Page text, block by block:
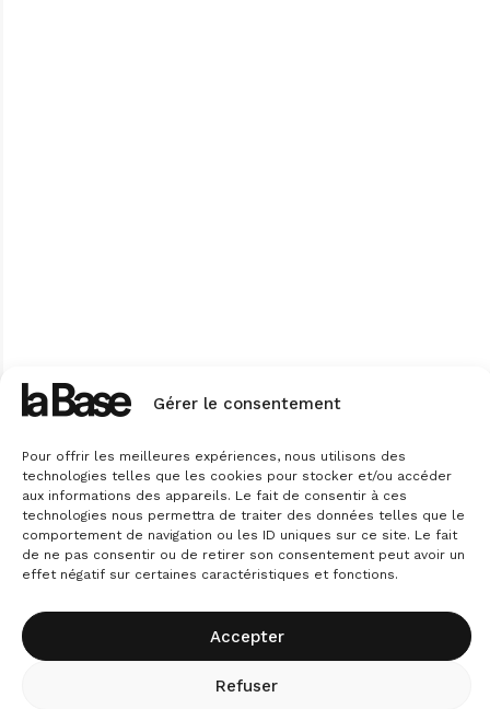
Gérer le consentement
Pour offrir les meilleures expériences, nous utilisons des
technologies telles que les cookies pour stocker et/ou accéder
aux informations des appareils. Le fait de consentir à ces
technologies nous permettra de traiter des données telles que le
comportement de navigation ou les ID uniques sur ce site. Le fait
de ne pas consentir ou de retirer son consentement peut avoir un
effet négatif sur certaines caractéristiques et fonctions.
Accepter
Refuser